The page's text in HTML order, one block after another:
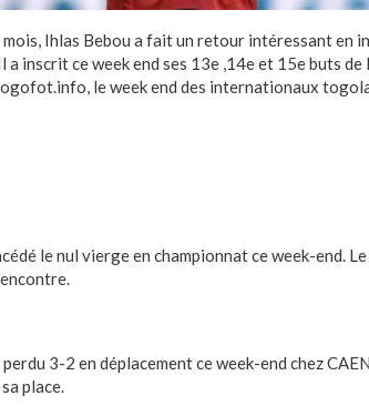
Ihlas Bebou a fait un retour intéressant en
a inscrit ce week end ses 13e ,14e et 15e buts
le week end des internationaux
le nul vierge en championnat ce week-end.
perdu 3-2 en déplacement ce week-end chez
place.